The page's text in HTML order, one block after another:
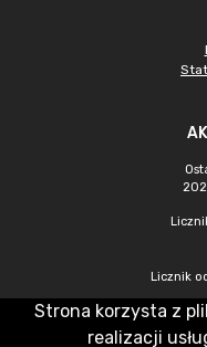
Licznik
Strona korzysta z
realizacji